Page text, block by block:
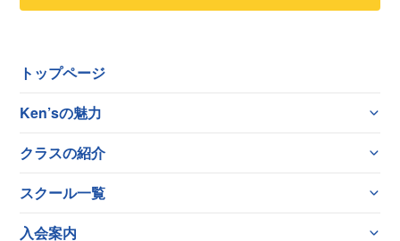
トップページ
Ken’sの魅力
クラスの紹介
スクール一覧
入会案内